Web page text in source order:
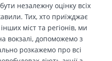
незалежну оцінку всіх
Тих, хто приїжджає
міст та регіонів, ми
вокзалі, допоможемо з
розкажемо про всі